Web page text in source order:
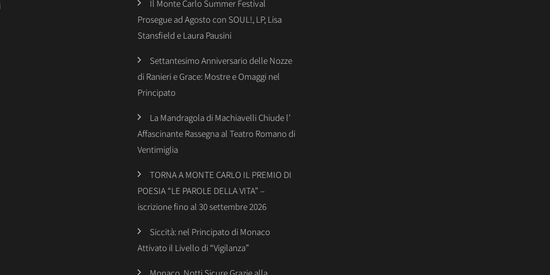
Il Monte Carlo Summer Festival
Prosegue ad Agosto con SOUL!, LP, Lisa
Stansfield e Laura Pausini
Settantesimo Anniversario delle Nozze
di Ranieri e Grace: Mostre e Omaggi nel
Principato
La Mandragola di Machiavelli Chiude l’
Affascinante Rassegna al Teatro Romano di
Ventimiglia
TORNA A MONTE CARLO IL PREMIO DI
POESIA “LE PAROLE DELLA VITA” –
iscrizione fino al 30 settembre 2026
Siccità: nel Principato di Monaco
Attivato il Livello di “Vigilanza”